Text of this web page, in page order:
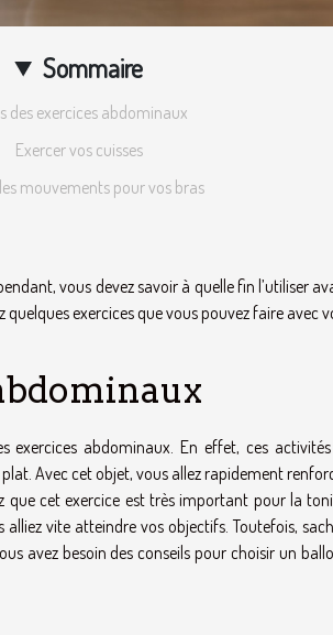
Sommaire
des exercices abdominaux
Exercer vos cuisses
mouvements pour vos bras
vous devez savoir à quelle fin l’utiliser
exercices que vous pouvez faire avec
exercices abdominaux. En effet, ces
Avec cet objet, vous allez rapidement
que cet exercice est très important pour la
vite atteindre vos objectifs. Toutefois,
avez besoin desconseils pour choisir un